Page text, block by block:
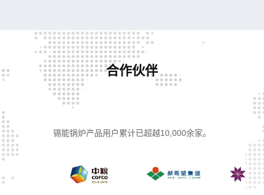
合作伙伴
锡能锅炉产品用户累计已超越10,000余家。